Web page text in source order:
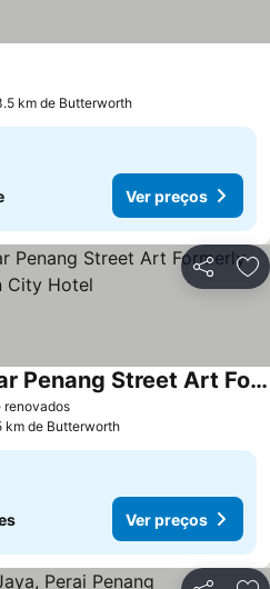
km de Butterworth
Ver preços
Partilhar
renovados
Collection O GHC Near Penang Street Art Formerly Queen City Hotel
km de Butterworth
Ver preços